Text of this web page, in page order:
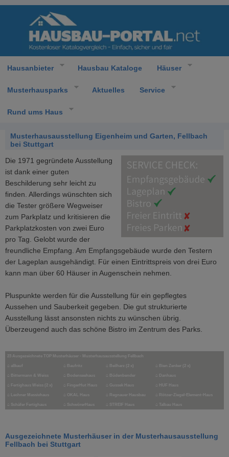
Hausanbieter Hausbau Kataloge Häuser
Musterhausparks Aktuelles Service
Rund ums Haus
Musterhausausstellung Eigenheim und Garten, Fellbach
bei Stuttgart
Die 1971 gegründete Ausstellung
ist dank einer guten
Beschilderung sehr leicht zu
finden. Allerdings wünschten sich
die Tester größere Wegweiser
zum Parkplatz und kritisieren die
Parkplatzkosten von zwei Euro
pro Tag. Gelobt wurde der
freundliche Empfang. Am Empfangsgebäude wurde den Testern
der Lageplan ausgehändigt. Für einen Eintrittspreis von drei Euro
kann man über 60 Häuser in Augenschein nehmen.
Pluspunkte werden für die Ausstellung für ein gepflegtes
Aussehen und Sauberkeit gegeben. Die gut strukturierte
Ausstellung lässt ansonsten nichts zu wünschen übrig.
Überzeugend auch das schöne Bistro im Zentrum des Parks.
23 Ausgezeichnete TOP Musterhäuser - Musterhausausstellung Fellbach
⌂ allkauf ⌂ Baufritz ⌂ Beilharz (2 x) ⌂ Bien Zenker (2 x)
⌂ Bittermann & Weiss ⌂ Bodenseehaus ⌂ Büdenbender ⌂ Danhaus
⌂ Fertighaus Weiss (2 x) ⌂ FingerHut Haus ⌂ Gussek Haus ⌂ HUF Haus
⌂ Lechner Massivhaus ⌂ OKAL Haus ⌂ Regnauer Hausbau ⌂ Rötzer-Ziegel-Element-Haus
⌂ Schäfer Fertighaus ⌂ SchwörerHaus ⌂ STREIF Haus ⌂ Talbau Haus
Ausgezeichnete Musterhäuser in der Musterhausausstellung
Fellbach bei Stuttgart